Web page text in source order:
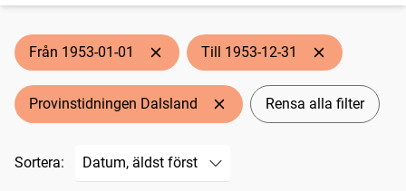
Från 1953-01-01 Till 1953-12-31
Provinstidningen Dalsland Rensa alla filter
Sortera: